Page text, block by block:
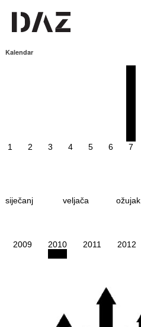
Kalendar
1 2 3 4 5 6 7
siječanj veljača ožujak
2009 2010 2011 2012